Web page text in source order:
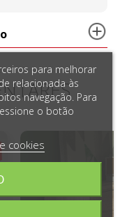
para melhorar
relacionada às
navegação. Para
o botão
cookies